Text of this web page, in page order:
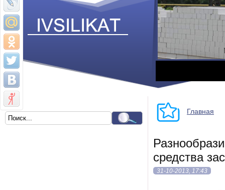
Главная
средства
31-10-2013, 17:43